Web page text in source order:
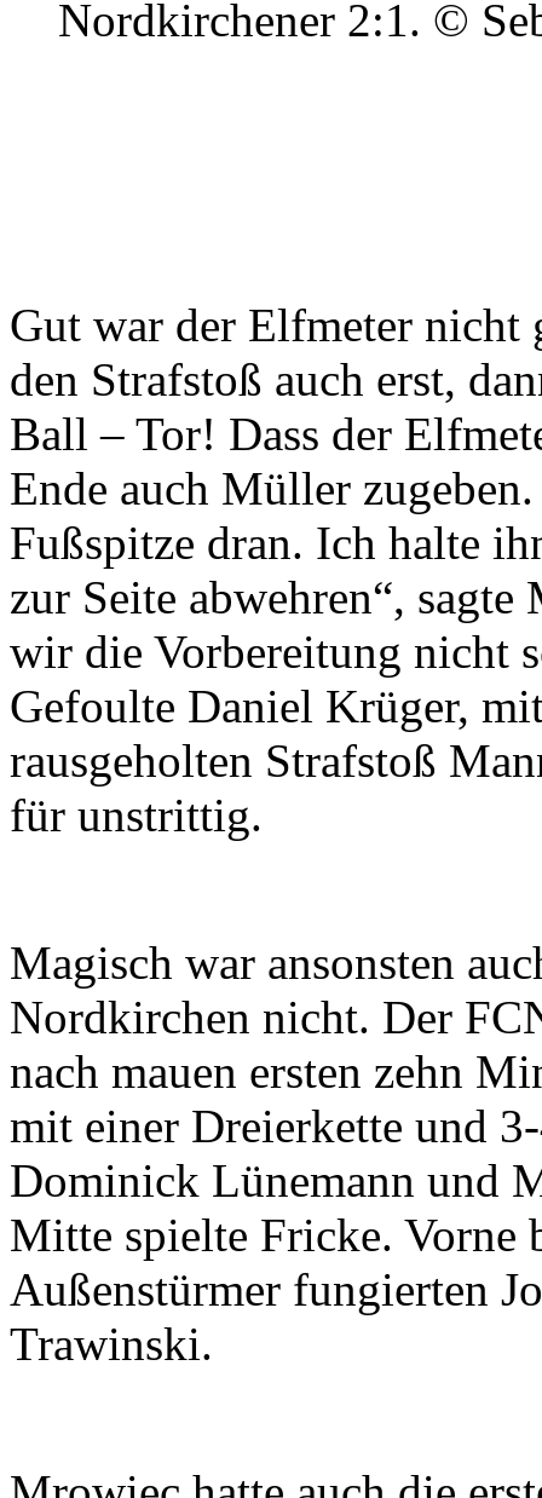
Nordkirchener 2:1. ©
Gut war der Elfmeter nicht
den Strafstoß auch erst,
Ball – Tor! Dass der
Ende auch Müller
Fußspitze dran. Ich halte
zur Seite abwehren“,
wir die Vorbereitung nicht
Gefoulte Daniel Krüger,
rausgeholten Strafstoß
für unstrittig.
Magisch war ansonsten
Nordkirchen nicht. Der
nach mauen ersten zehn
mit einer Dreierkette und
Dominick Lünemann und
Mitte spielte Fricke. Vorne
Außenstürmer fungierten
Trawinski.